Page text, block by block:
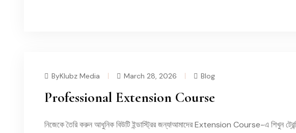
ByKlubz Media March 28, 2026 Blog
Professional Extension Course
নিজেকে তৈরি করুন আধুনিক বিউটি ইন্ডাস্ট্রির জন্য!আমাদের Extension Course-এ শিখুন